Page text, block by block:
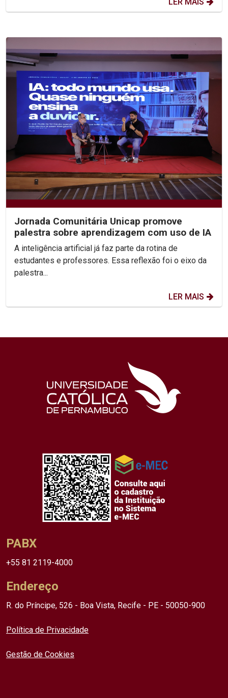
Jornada Comunitária Unicap promove
palestra sobre aprendizagem com uso de IA
A inteligência artificial já faz parte da rotina de
estudantes e professores. Essa reflexão foi o eixo da
palestra...
LER MAIS
PABX
+55 81 2119-4000
Endereço
R. do Príncipe, 526 - Boa Vista, Recife - PE - 50050-900
Política de Privacidade
Gestão de Cookies